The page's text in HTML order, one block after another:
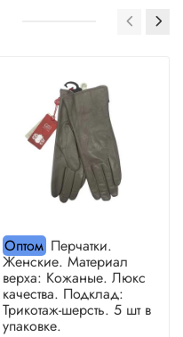
ОптомПерчатки.
Женские. Материал
верха: Кожаные. Люкс
качества. Подклад:
Трикотаж-шерсть. 5 шт в
упаковке.